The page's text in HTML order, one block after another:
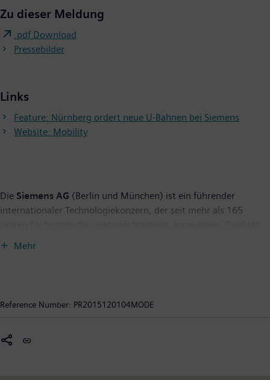
Zu dieser Meldung
.pdf Download
Pressebilder
Links
Feature: Nürnberg ordert neue U-Bahnen bei Siemens
Website: Mobility
Die Siemens AG (Berlin und München) ist ein führender
internationaler Technologiekonzern, der seit mehr als 165
Technologien. Das Unternehmen ist Nummer eins im Offshore-
Dampfturbinen für die Energieerzeugung sowie von
Mehr
Reference Number: PR2015120104MODE